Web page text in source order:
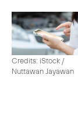
Credits: iStock /
Nuttawan Jayawan